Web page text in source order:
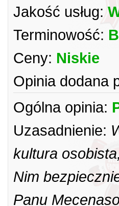
Jakość usług:
Terminowość:
Ceny: Niskie
Opinia dodana
Ogólna opinia:
Uzasadnienie:
kultura
Nim
Panu